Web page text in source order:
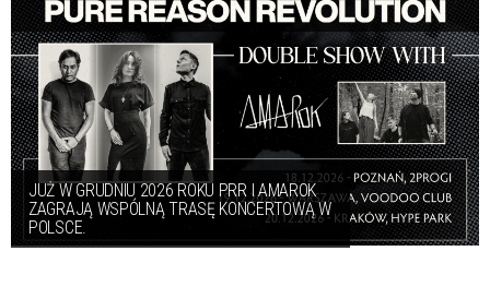
JUŻ W GRUDNIU 2026 ROKU PRR I AMAROK
ZAGRAJĄ WSPÓLNĄ TRASĘ KONCERTOWĄ W
POLSCE.